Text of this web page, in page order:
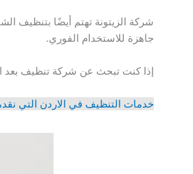
شركة الزيتونة تهتم أيضًا بتنظيف
جاهزة للاستخدام الفوري.
إذا كنت تبحث عن شركة تنظيف بعد
خدمات التنظيف في الاردن التي